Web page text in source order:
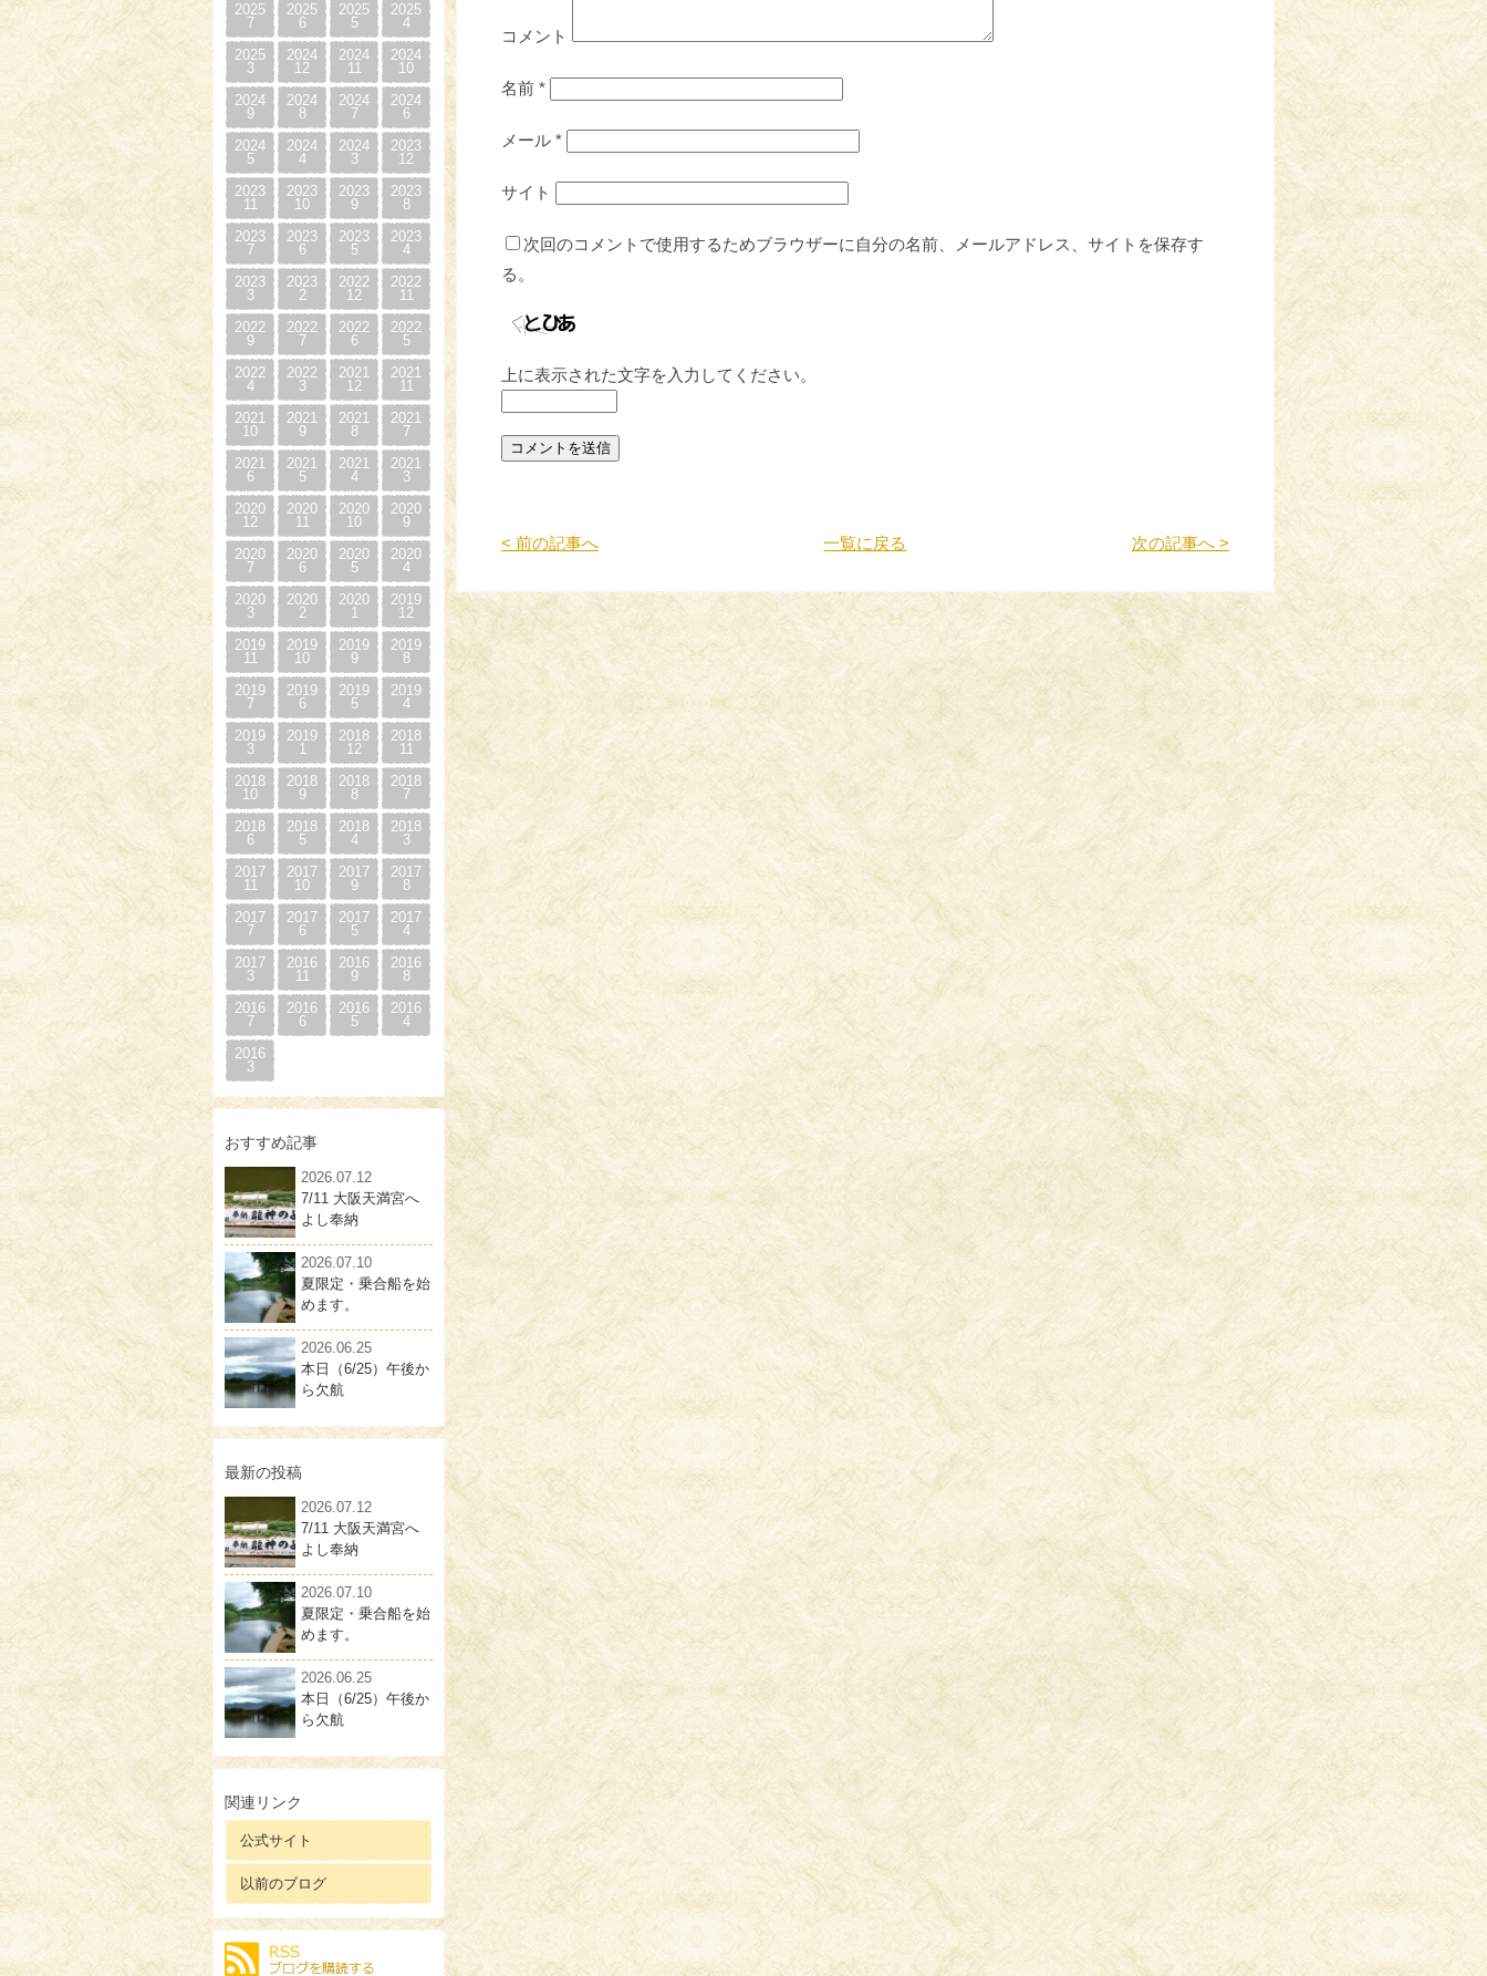
2025
7
2025
6
2025
5
2025
4
2025
3
2024
12
2024
11
2024
10
2024
9
2024
8
2024
7
2024
6
2024
5
2024
4
2024
3
2023
12
2023
11
2023
10
2023
9
2023
8
2023
7
2023
6
2023
5
2023
4
2023
3
2023
2
2022
12
2022
11
2022
9
2022
7
2022
6
2022
5
2022
4
2022
3
2021
12
2021
11
2021
10
2021
9
2021
8
2021
7
2021
6
2021
5
2021
4
2021
3
2020
12
2020
11
2020
10
2020
9
2020
7
2020
6
2020
5
2020
4
2020
3
2020
2
2020
1
2019
12
2019
11
2019
10
2019
9
2019
8
2019
7
2019
6
2019
5
2019
4
2019
3
2019
1
2018
12
2018
11
2018
10
2018
9
2018
8
2018
7
2018
6
2018
5
2018
4
2018
3
2017
11
2017
10
2017
9
2017
8
2017
7
2017
6
2017
5
2017
4
2017
3
2016
11
2016
9
2016
8
2016
7
2016
6
2016
5
2016
4
2016
3
おすすめ記事
2026.07.12
7/11 大阪天満宮へ
よし奉納
2026.07.10
夏限定・乗合船を始
めます。
2026.06.25
本日（6/25）午後か
ら欠航
最新の投稿
2026.07.12
7/11 大阪天満宮へ
よし奉納
2026.07.10
夏限定・乗合船を始
めます。
2026.06.25
本日（6/25）午後か
ら欠航
関連リンク
公式サイト
以前のブログ
コメント
名前 *
メール *
サイト
次回のコメントで使用するためブラウザーに自分の名前、メールアドレス、サイトを保存す
る。
上に表示された文字を入力してください。
< 前の記事へ 一覧に戻る 次の記事へ >